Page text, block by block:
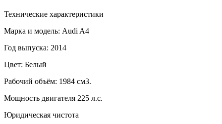
Технические характеристики
Марка и модель: Audi A4
Год выпуска: 2014
Цвет: Белый
Рабочий объём: 1984 см3.
Мощность двигателя 225 л.с.
Юридическая чистота